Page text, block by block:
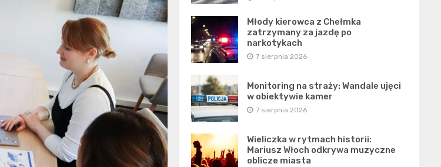
Młody kierowca z Chełmka
zatrzymany za jazdę po
narkotykach
7 sierpnia 2026
Monitoring na straży: Wandale ujęci
w obiektywie kamer
7 sierpnia 2026
Wieliczka w rytmach historii:
Mariusz Włoch odkrywa muzyczne
oblicze miasta